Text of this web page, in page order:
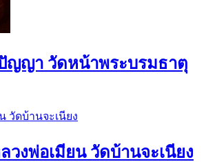
ญญา วัดหน้าพระบรมธาตุ
งพ่อเมียน วัดบ้านจะเนียง